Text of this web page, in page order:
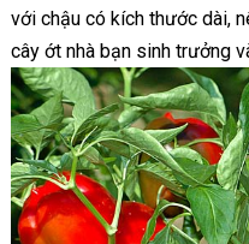
với chậu có kích thước dài,
cây ớt nhà bạn sinh trưởng